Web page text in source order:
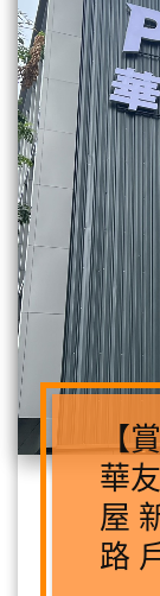
【
華
屋
路